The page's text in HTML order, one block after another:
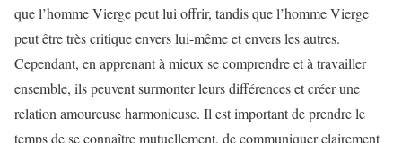
que l’homme Vierge peut lui offrir, tandis que l’homme Vierge
peut être très critique envers lui-même et envers les autres.
Cependant, en apprenant à mieux se comprendre et à travailler
ensemble, ils peuvent surmonter leurs différences et créer une
relation amoureuse harmonieuse. Il est important de prendre le
temps de se connaître mutuellement, de communiquer clairement